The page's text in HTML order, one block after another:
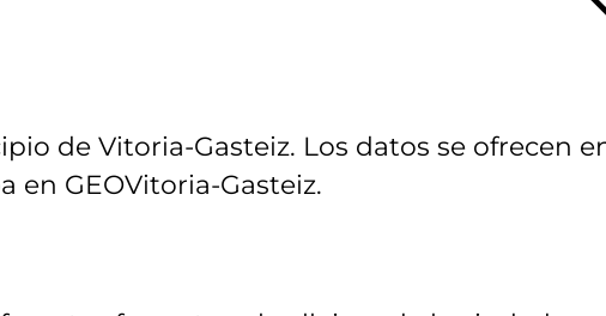
de Vitoria-Gasteiz. Los datos se ofrecen
en GEOVitoria-Gasteiz.